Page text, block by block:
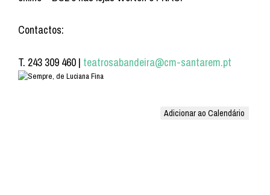
Contactos:
T. 243 309 460 | teatrosabandeira@cm-santarem.pt
Adicionar ao Calendário